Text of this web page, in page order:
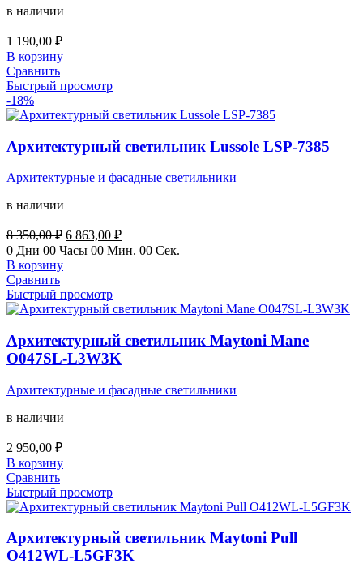
в наличии
1 190,00 ₽
В корзину
Сравнить
Быстрый просмотр
-18%
Архитектурный светильник Lussole LSP-7385
Архитектурные и фасадные светильники
в наличии
8 350,00₽ Первоначальная
цена
350,00 ₽.
6 863,00 ₽Текущая
цена:
0 Дни 00 Часы 00 Мин. 00 Сек.
В корзину
Сравнить
Быстрый просмотр
Архитектурный светильник Maytoni Mane
O047SL-L3W3K
Архитектурные и фасадные светильники
в наличии
2 950,00 ₽
В корзину
Сравнить
Быстрый просмотр
Архитектурный светильник Maytoni Pull
O412WL-L5GF3K